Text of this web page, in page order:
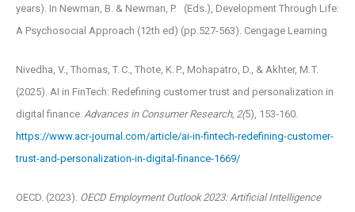
years). In Newman, B. & Newman, P. (Eds.), Development Through Life:
A Psychosocial Approach (12th ed) (pp.527-563). Cengage Learning
Nivedha, V., Thomas, T. C., Thote, K. P., Mohapatro, D., & Akhter, M. T.
(2025). AI in FinTech: Redefining customer trust and personalization in
digital finance. Advances in Consumer Research, 2(5), 153‑160.
https://www.acr-journal.com/article/ai-in-fintech-redefining-customer-
trust-and-personalization-in-digital-finance-1669/
OECD. (2023). OECD Employment Outlook 2023: Artificial Intelligence